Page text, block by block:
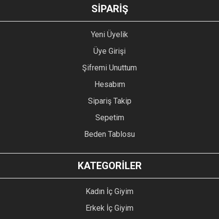
GÖNDER
SİPARİŞ
Yeni Üyelik
Üye Girişi
Şifremi Unuttum
Hesabım
Sipariş Takip
Sepetim
Beden Tablosu
KATEGORİLER
Kadın İç Giyim
Erkek İç Giyim